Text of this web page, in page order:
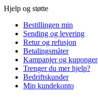
Hjelp og støtte
Bestillingen min
Sending og levering
Retur og refusjon
Betalingsmåter
Kampanjer og kuponger
Trenger du mer hjelp?
Bedriftskunder
Min kundekonto